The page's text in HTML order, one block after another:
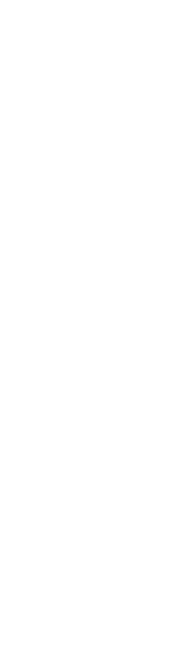
לקטגוריה,
נמצא במה
אותן בליסינג
לפני החלטת
תת-משפחתיות
מורגש במיוחד.
לקבוע שגם
מחיר
עם מנוע,
יותר מכל, הוא
בין האוקטביה
הפרש המחיר
להסכים איתו.